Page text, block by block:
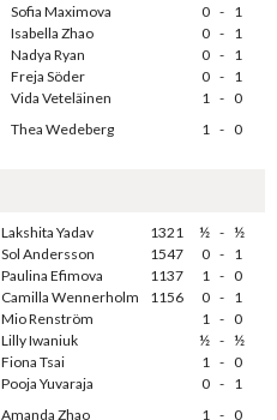
Sofia Maximova 0 - 1
Isabella Zhao 0 - 1
Nadya Ryan 0 - 1
Freja Söder 0 - 1
Vida Veteläinen 1 - 0
Thea Wedeberg 1 - 0
Lakshita Yadav 1321 ½ - ½
Sol Andersson 1547 0 - 1
Paulina Efimova 1137 1 - 0
Camilla Wennerholm 1156 0 - 1
Mio Renström 1 - 0
Lilly Iwaniuk ½ - ½
Fiona Tsai 1 - 0
Pooja Yuvaraja 0 - 1
Amanda Zhao 1 - 0